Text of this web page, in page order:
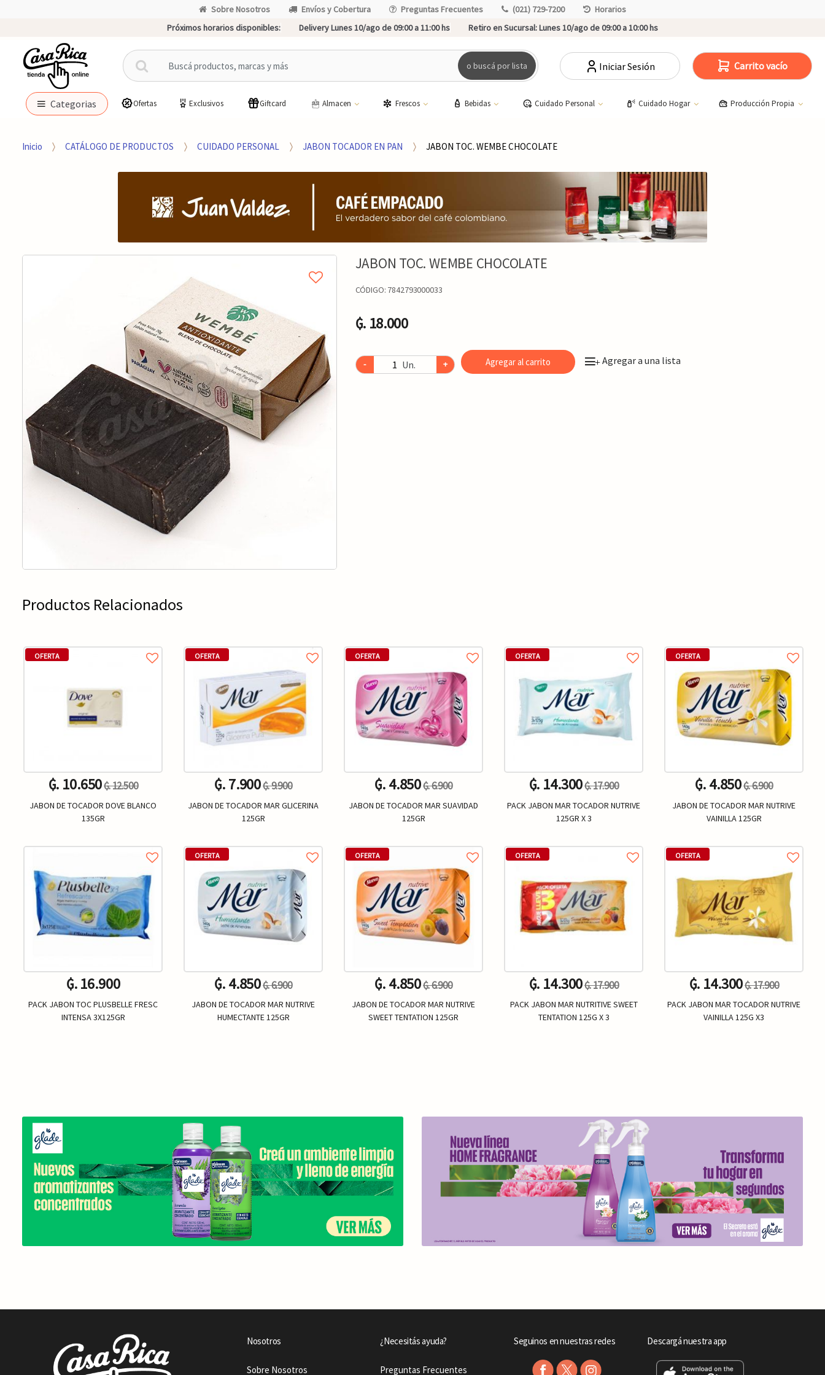
Sobre Nosotros Envíos y Cobertura Preguntas Frecuentes (021) 729-7200
Horarios
Próximos horarios disponibles:
Delivery Lunes 10/ago de 09:00 a 11:00 hs Retiro en Sucursal:Lunes 10/ago de 09:00 a 10:00 hs
B
u
c
p
r
o buscá por lista Iniciar Sesión Carrito vacío
Categorias Ofertas Exclusivos Giftcard Almacen Frescos Bebidas Cuidado Personal Cuidado Hogar Producción Propia
Inicio CATÁLOGO DE PRODUCTOS CUIDADO PERSONAL JABON TOCADOR EN PAN JABON TOC. WEMBE CHOCOLATE
JABON TOC. WEMBE CHOCOLATE
CÓDIGO: 7842793000033
₲. 18.000
- Un. + Agregar al carrito +Agregar a una lista
Productos Relacionados
OFERTA
₲. 10.650₲. 12.500
JABON DE TOCADOR DOVE BLANCO
135GR
₲. 16.900
PACK JABON TOC PLUSBELLE FRESC
INTENSA 3X125GR
OFERTA
₲. 7.900₲. 9.900
JABON DE TOCADOR MAR GLICERINA
125GR
OFERTA
₲. 4.850₲. 6.900
JABON DE TOCADOR MAR NUTRIVE
HUMECTANTE 125GR
OFERTA
₲. 4.850₲. 6.900
JABON DE TOCADOR MAR SUAVIDAD
125GR
OFERTA
₲. 4.850₲. 6.900
JABON DE TOCADOR MAR NUTRIVE
SWEET TENTATION 125GR
OFERTA
₲. 14.300₲. 17.900
PACK JABON MAR TOCADOR NUTRIVE
125GR X 3
OFERTA
₲. 14.300₲. 17.900
PACK JABON MAR NUTRITIVE SWEET
TENTATION 125G X 3
OFERTA
₲. 4.850₲. 6.900
JABON DE TOCADOR MAR NUTRIVE
VAINILLA 125GR
OFERTA
₲. 14.300₲. 17.900
PACK JABON MAR TOCADOR NUTRIVE
VAINILLA 125G X3
Nosotros
Sobre Nosotros
¿Necesitás ayuda?
Preguntas Frecuentes
Seguinos en nuestras redes Descargá nuestra app